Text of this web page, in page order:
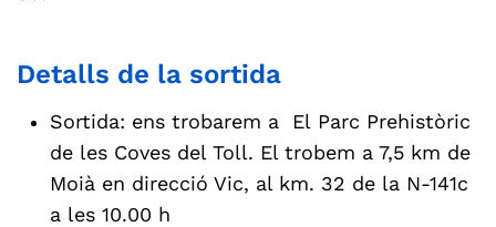
Detalls de la sortida
Sortida: ens trobarem a El Parc Prehistòric
de les Coves del Toll. El trobem a 7,5 km de
Moià en direcció Vic, al km. 32 de la N-141c
a les 10.00 h